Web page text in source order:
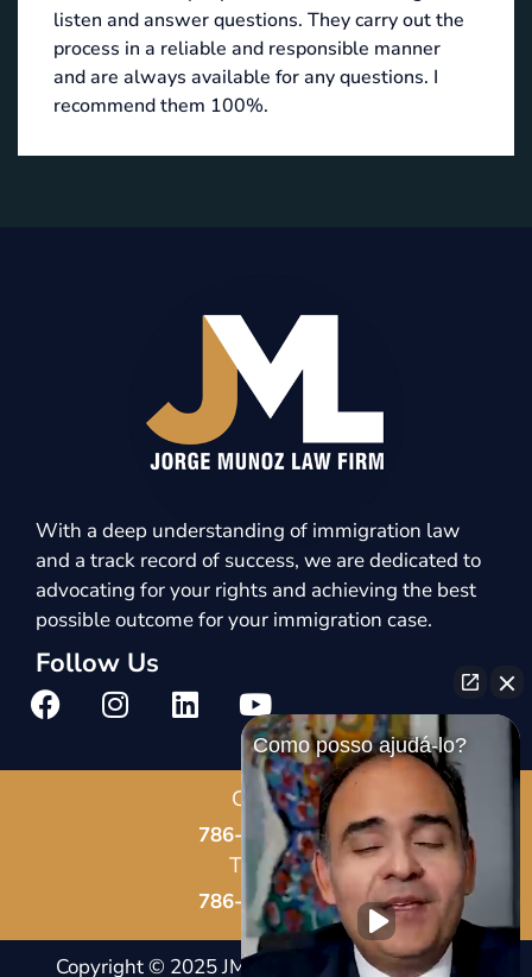
listen and answer questions. They carry out the
process in a reliable and responsible manner
and are always available for any questions. I
recommend them 100%.
With a deep understanding of immigration law
and a track record of success, we are dedicated to
advocating for your rights and achieving the best
possible outcome for your immigration case.
Follow Us
Call Us
786-678-8587
Text Us
786-802-7819
Copyright © 2025 JM Immigration Law |Notice And
Como posso ajudá-lo?